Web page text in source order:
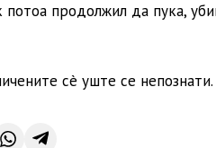
продолжил да пука,
сè уште се непознати.